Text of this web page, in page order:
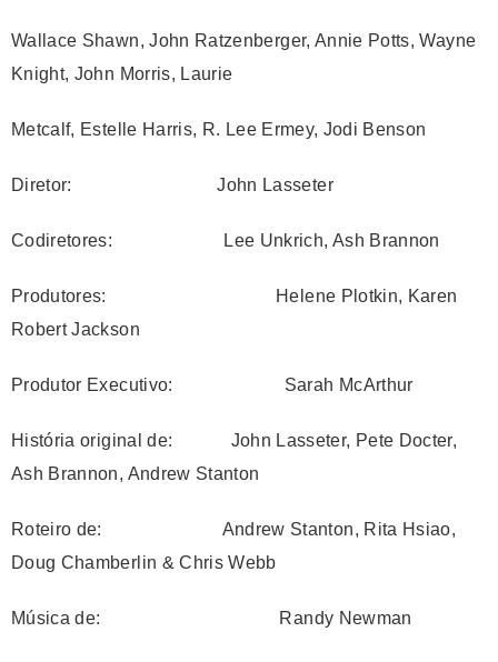
Wallace Shawn, John Ratzenberger, Annie Potts, Wayne
Knight, John Morris, Laurie
Metcalf, Estelle Harris, R. Lee Ermey, Jodi Benson
Diretor: John Lasseter
Codiretores: Lee Unkrich, Ash Brannon
Produtores: Helene Plotkin, Karen
Robert Jackson
Produtor Executivo: Sarah McArthur
História original de: John Lasseter, Pete Docter,
Ash Brannon, Andrew Stanton
Roteiro de: Andrew Stanton, Rita Hsiao,
Doug Chamberlin & Chris Webb
Música de: Randy Newman